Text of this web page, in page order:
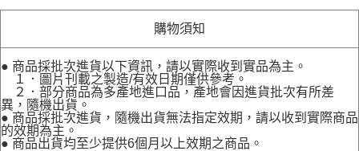
購物須知
● 商品採批次進貨以下資訊，請以實際收到實品為主。
１．圖片刊載之製造/有效日期僅供參考。
２．部分商品為多產地進口品，產地會因進貨批次有所差
異，隨機出貨。
● 商品採批次進貨，隨機出貨無法指定效期，請以收到實際商品
的效期為主。
● 商品出貨均至少提供6個月以上效期之商品。